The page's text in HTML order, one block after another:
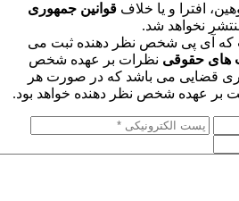
افترا و یا خلاف قوانین جمهوری
نخواهد شد.
که آی پی شخص نظر دهنده ثبت می
های حقوقی نظرات بر عهده شخص
قضایی می باشد که در صورت هر
بر عهده شخص نظر دهنده خواهد بود.